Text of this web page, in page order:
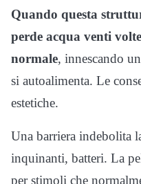
Quando questa
perde acqua venti
normale, innescando
si autoalimenta. Le
estetiche.
Una barriera indebolita
inquinanti, batteri. La
per stimoli che